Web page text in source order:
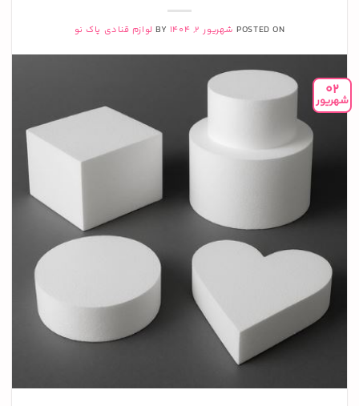
POSTED ON شهریور 2, 1404 BY لوازم قنادی پاک نو
02
شهریور